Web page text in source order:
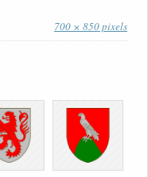
700 × 850 pixels